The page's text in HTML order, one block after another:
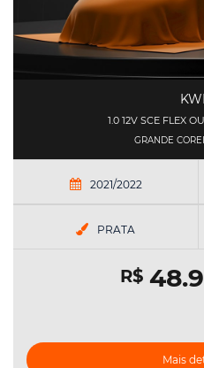
1.0 12V SCE FLEX
GRANDE
2021/2022
PRATA
R$
Mais